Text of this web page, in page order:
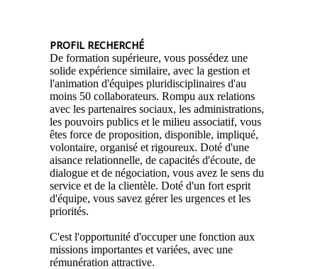
PROFIL RECHERCHÉ
De formation supérieure, vous possédez une
solide expérience similaire, avec la gestion et
l'animation d'équipes pluridisciplinaires d'au
moins 50 collaborateurs. Rompu aux relations
avec les partenaires sociaux, les administrations,
les pouvoirs publics et le milieu associatif, vous
êtes force de proposition, disponible, impliqué,
volontaire, organisé et rigoureux. Doté d'une
aisance relationnelle, de capacités d'écoute, de
dialogue et de négociation, vous avez le sens du
service et de la clientèle. Doté d'un fort esprit
d'équipe, vous savez gérer les urgences et les
priorités.
C'est l'opportunité d'occuper une fonction aux
missions importantes et variées, avec une
rémunération attractive.